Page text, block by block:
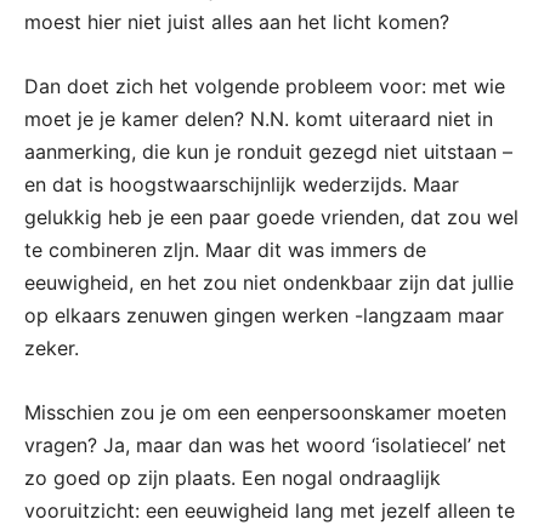
moest hier niet juist alles aan het licht komen?
Dan doet zich het volgende probleem voor: met wie
moet je je kamer delen? N.N. komt uiteraard niet in
aanmerking, die kun je ronduit gezegd niet uitstaan –
en dat is hoogstwaarschijnlijk wederzijds. Maar
gelukkig heb je een paar goede vrienden, dat zou wel
te combineren zljn. Maar dit was immers de
eeuwigheid, en het zou niet ondenkbaar zijn dat jullie
op elkaars zenuwen gingen werken -langzaam maar
zeker.
Misschien zou je om een eenpersoonskamer moeten
vragen? Ja, maar dan was het woord ‘isolatiecel’ net
zo goed op zijn plaats. Een nogal ondraaglijk
vooruitzicht: een eeuwigheid lang met jezelf alleen te